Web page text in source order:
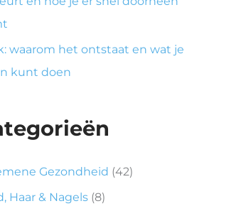
waarom het ontstaat en wat je
kunt doen
Gezondheid (42)
Haar & Nagels (8)